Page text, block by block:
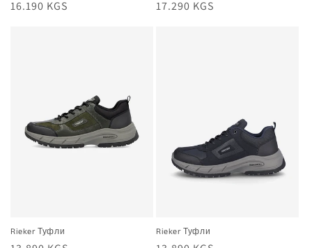
Жалпы
16.190 KGS
Жалпы
17.290 KGS
Rieker Туфли Rieker Туфли